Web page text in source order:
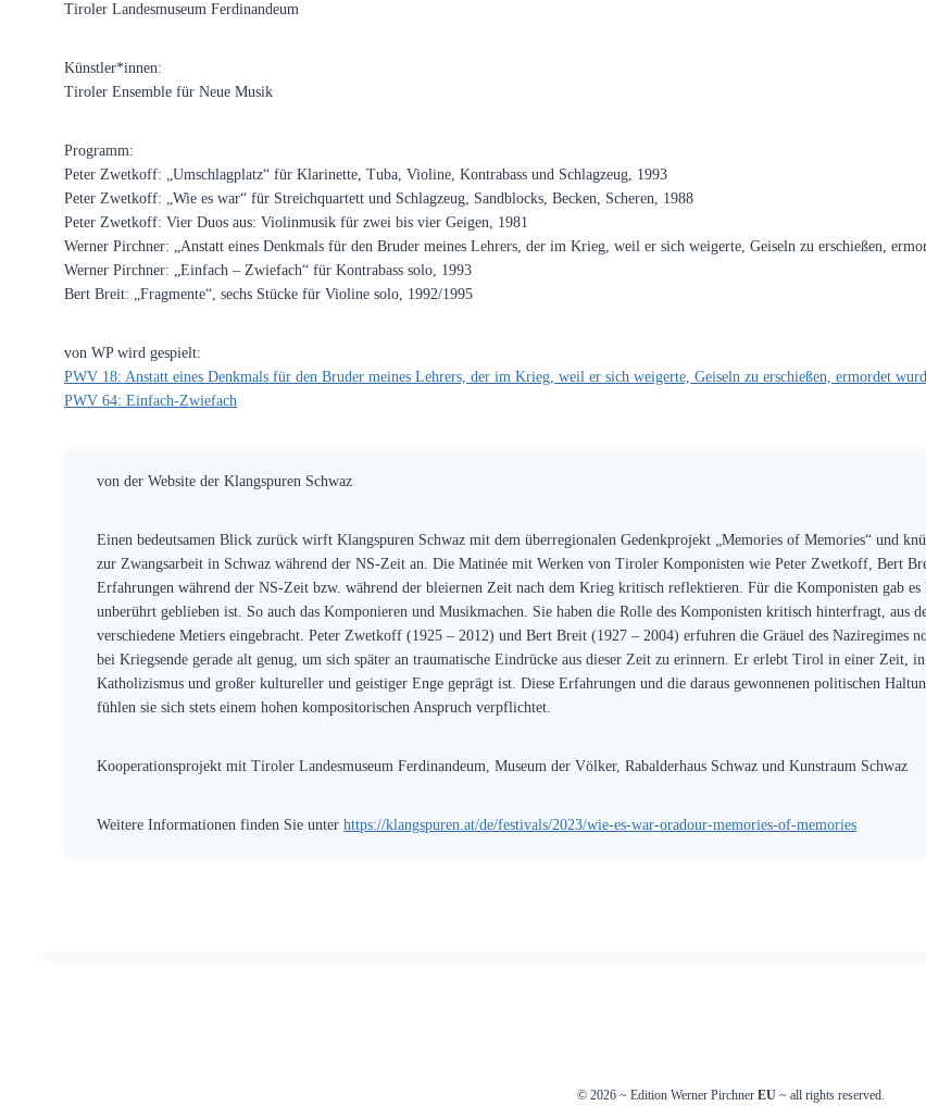
Tiroler Landesmuseum Ferdinandeum
Künstler*innen:
Tiroler Ensemble für Neue Musik
Programm:
Peter Zwetkoff: „Umschlagplatz“ für Klarinette, Tuba, Violine, Kontrabass und Schlagzeug, 1993
Peter Zwetkoff: „Wie es war“ für Streichquartett und Schlagzeug, Sandblocks, Becken, Scheren, 1988
Peter Zwetkoff: Vier Duos aus: Violinmusik für zwei bis vier Geigen, 1981
Werner Pirchner: „Anstatt eines Denkmals für den Bruder meines Lehrers, der im Krieg, weil er sich weigerte, Geiseln zu erschießen,
Werner Pirchner: „Einfach – Zwiefach“ für Kontrabass solo, 1993
Bert Breit: „Fragmente“, sechs Stücke für Violine solo, 1992/1995
von WP wird gespielt:
PWV 18: Anstatt eines Denkmals für den Bruder meines Lehrers, der im Krieg, weil er sich weigerte, Geiseln zu erschießen, ermordet
PWV 64: Einfach-Zwiefach
von der Website der Klangspuren Schwaz
Einen bedeutsamen Blick zurück wirft Klangspuren Schwaz mit dem überregionalen Gedenkprojekt „Memories of Memories“ und
zur Zwangsarbeit in Schwaz während der NS-Zeit an. Die Matinée mit Werken von Tiroler Komponisten wie Peter Zwetkoff, Bert
Erfahrungen während der NS-Zeit bzw. während der bleiernen Zeit nach dem Krieg kritisch reflektieren. Für die Komponisten gab
unberührt geblieben ist. So auch das Komponieren und Musikmachen. Sie haben die Rolle des Komponisten kritisch hinterfragt, aus
verschiedene Metiers eingebracht. Peter Zwetkoff (1925 – 2012) und Bert Breit (1927 – 2004) erfuhren die Gräuel des Naziregimes
bei Kriegsende gerade alt genug, um sich später an traumatische Eindrücke aus dieser Zeit zu erinnern. Er erlebt Tirol in einer Zeit,
Katholizismus und großer kultureller und geistiger Enge geprägt ist. Diese Erfahrungen und die daraus gewonnenen politischen
fühlen sie sich stets einem hohen kompositorischen Anspruch verpflichtet.
Kooperationsprojekt mit Tiroler Landesmuseum Ferdinandeum, Museum der Völker, Rabalderhaus Schwaz und Kunstraum Schwaz
Weitere Informationen finden Sie unter https://klangspuren.at/de/festivals/2023/wie-es-war-oradour-memories-of-memories
© 2026 ~ Edition Werner Pirchner EU ~ all rights reserved.